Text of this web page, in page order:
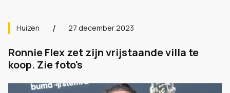
Huizen 27 december 2023
Ronnie Flex zet zijn vrijstaande villa te
koop. Zie foto's